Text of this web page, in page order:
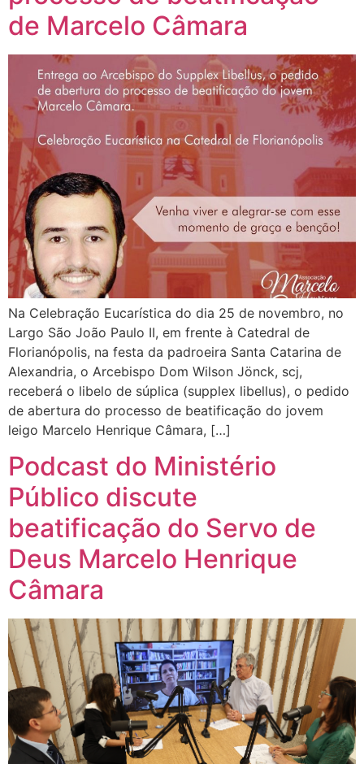
de Marcelo Câmara
Na Celebração Eucarística do dia 25 de novembro, no
Largo São João Paulo II, em frente à Catedral de
Florianópolis, na festa da padroeira Santa Catarina de
Alexandria, o Arcebispo Dom Wilson Jönck, scj,
receberá o libelo de súplica (supplex libellus), o pedido
de abertura do processo de beatificação do jovem
leigo Marcelo Henrique Câmara, […]
Podcast do Ministério
Público discute
beatificação do Servo de
Deus Marcelo Henrique
Câmara